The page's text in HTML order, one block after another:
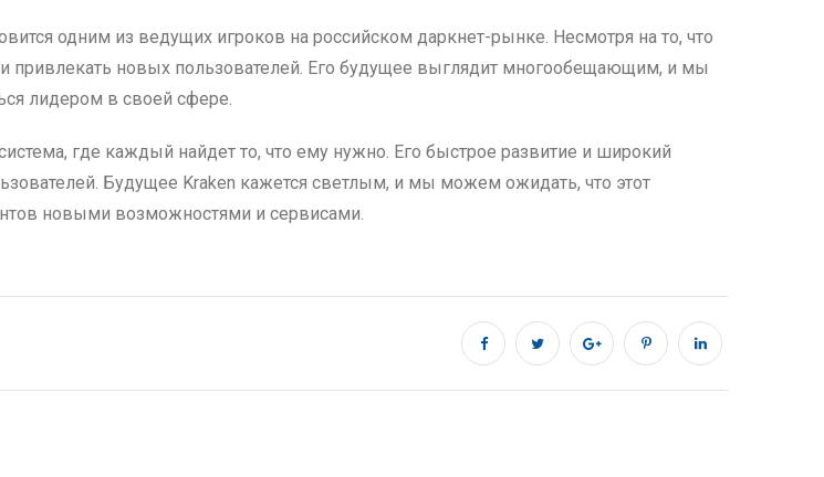
одним из ведущих игроков на российском даркнет-рынке. Несмотря на то, что
привлекать новых пользователей. Его будущее выглядит многообещающим, и мы
лидером в своей сфере.
где каждый найдет то, что ему нужно. Его быстрое развитие и широкий
Будущее Kraken кажется светлым, и мы можем ожидать, что этот
новыми возможностями и сервисами.